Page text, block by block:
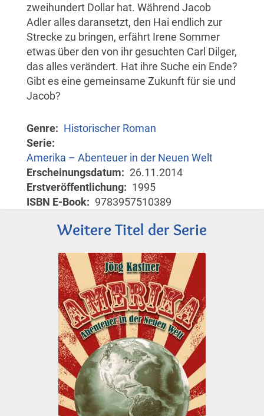
zweihundert Dollar hat. Während Jacob
Adler alles daransetzt, den Hai endlich zur
Strecke zu bringen, erfährt Irene Sommer
etwas über den von ihr gesuchten Carl Dilger,
das alles verändert. Hat ihre Suche ein Ende?
Gibt es eine gemeinsame Zukunft für sie und
Jacob?
Genre
Historischer Roman
Serie
Amerika – Abenteuer in der Neuen Welt
Erscheinungsdatum
26.11.2014
Erstveröffentlichung
1995
ISBN E-Book
9783957510389
Weitere Titel der Serie